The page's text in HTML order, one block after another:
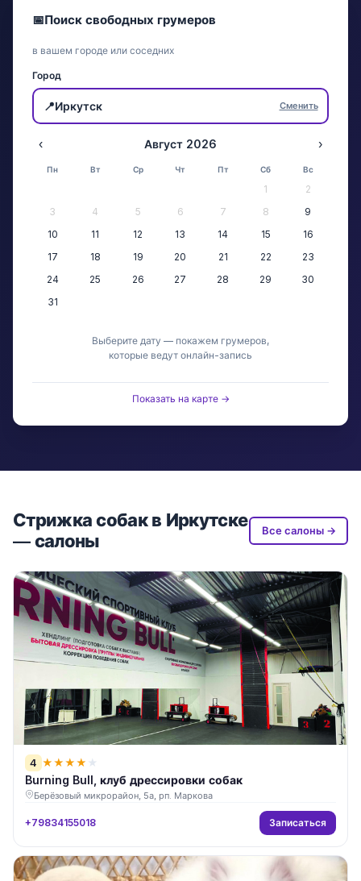
📅Поиск свободных грумеров
в вашем городе или соседних
Город
📍Иркутск Сменить
‹ Август 2026 ›
Пн Вт Ср Чт Пт Сб Вс
1
2
3
4 5 6 7 8
9
10
11 12 13 14 15
16
17
18 19 20 21 22
23
24
25 26 27 28 29
30
31
Выберите дату — покажем грумеров,
которые ведут онлайн-запись
Показать на карте →
Стрижка собак в Иркутске
— салоны
Все салоны →
4 ★★★★ ★
Burning Bull, клуб дрессировки собак
Берёзовый микрорайон, 5а, рп. Маркова
+79834155018 Записаться